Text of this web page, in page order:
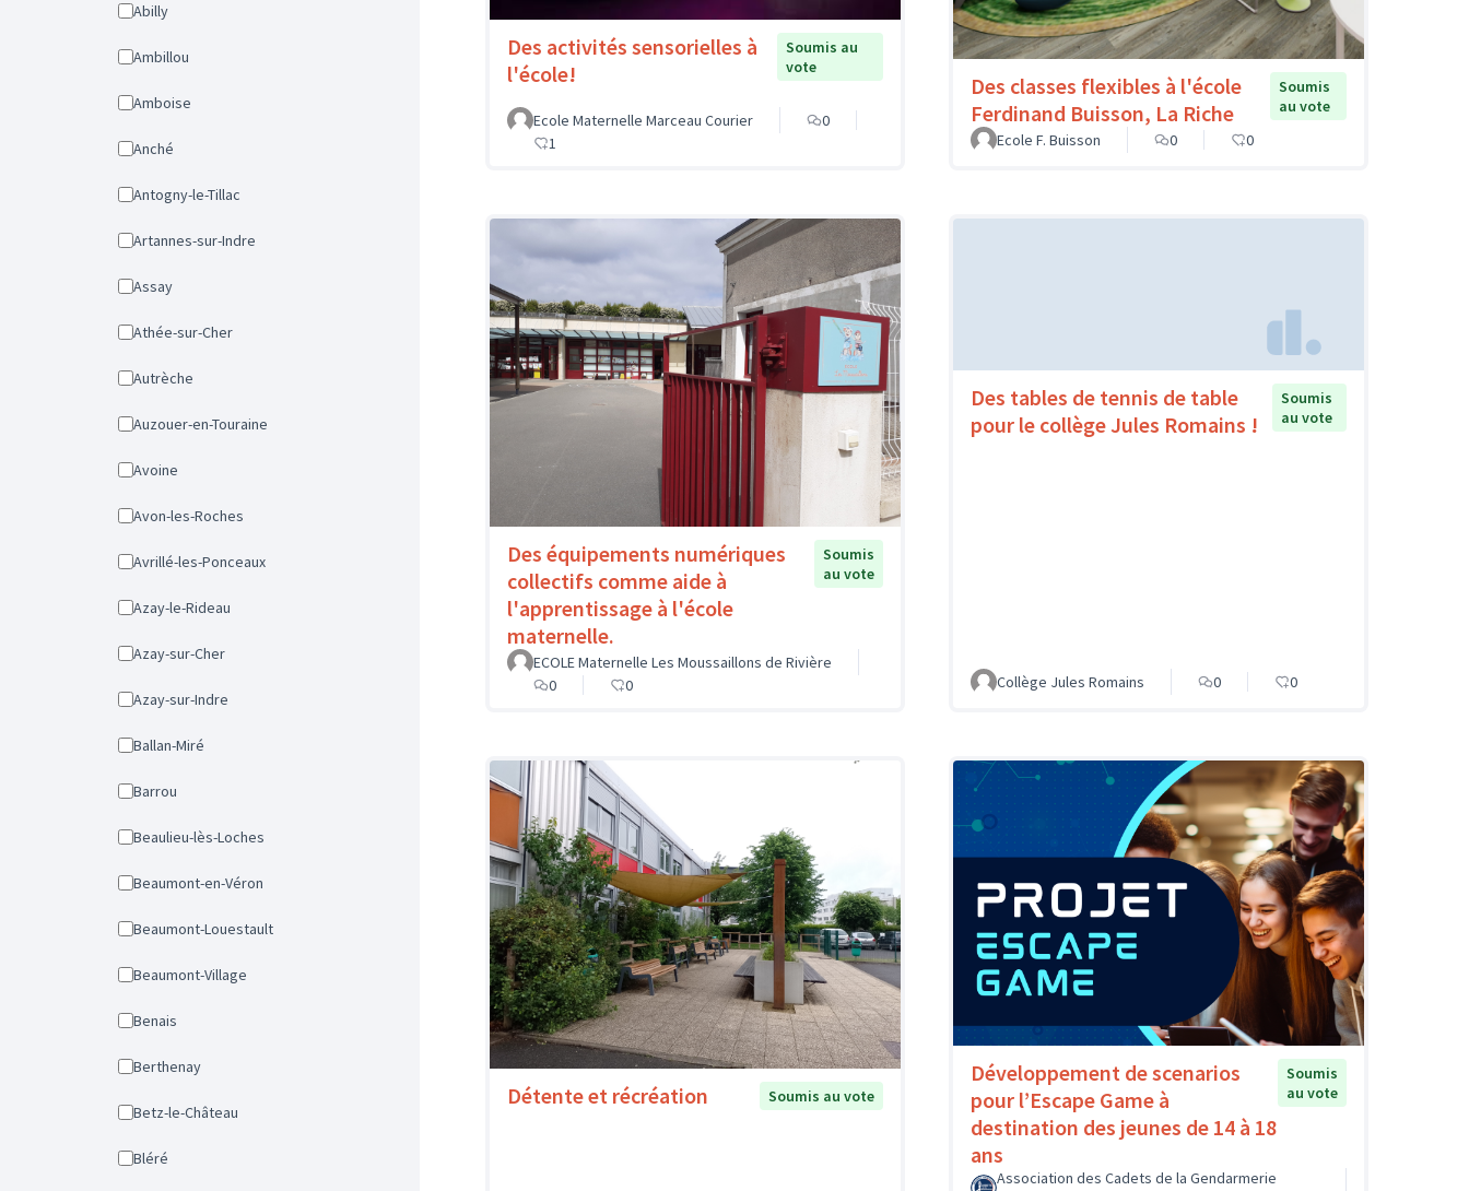
Abilly
Ambillou
Amboise
Anché
Antogny-le-Tillac
Artannes-sur-Indre
Assay
Athée-sur-Cher
Autrèche
Auzouer-en-Touraine
Avoine
Avon-les-Roches
Avrillé-les-Ponceaux
Azay-le-Rideau
Azay-sur-Cher
Azay-sur-Indre
Ballan-Miré
Barrou
Beaulieu-lès-Loches
Beaumont-en-Véron
Beaumont-Louestault
Beaumont-Village
Benais
Berthenay
Betz-le-Château
Bléré
Des activités sensorielles à
l'école!
Soumis au
vote
Ecole Maternelle Marceau Courier
0
1
Des classes flexibles à l'école
Ferdinand Buisson, La Riche
Soumis
au vote
Ecole F. Buisson
0 0
Des équipements numériques
collectifs comme aide à
l'apprentissage à l'école
maternelle.
Soumis
au vote
ECOLE Maternelle Les Moussaillons de Rivière
0
0
Des tables de tennis de table
pour le collège Jules Romains !
Soumis
au vote
Collège Jules Romains 0 0
Détente et récréation Soumis au vote
Développement de scenarios
pour l’Escape Game à
destination des jeunes de 14 à 18
ans
Soumis
au vote
Association des Cadets de la Gendarmerie